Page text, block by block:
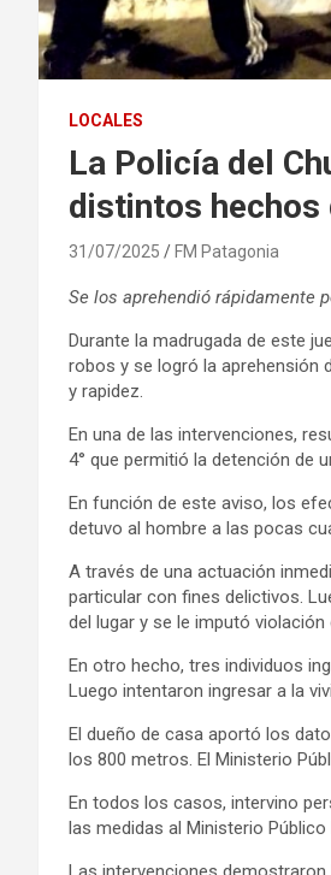
LOCALES
La Policía del
distintos
31/07/2025 FM Patagonia
Se los aprehendió rápidamente
Durante la madrugada de este
robos y se logró la aprehensión
y rapidez.
En una de las intervenciones,
4° que permitió la detención de
En función de este aviso, los
detuvo al hombre a las pocas
A través de una actuación
particular con fines delictivos.
del lugar y se le imputó violación
En otro hecho, tres individuos
Luego intentaron ingresar a la
El dueño de casa aportó los
los 800 metros. El Ministerio
En todos los casos, intervino
las medidas al Ministerio